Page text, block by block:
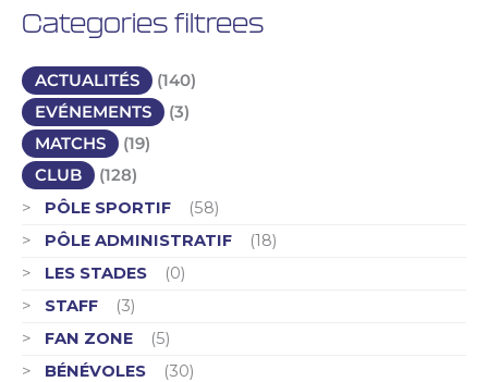
Categories filtrees
ACTUALITÉS
(140)
EVÉNEMENTS
(3)
MATCHS
(19)
CLUB
(128)
PÔLE SPORTIF
(58)
PÔLE ADMINISTRATIF
(18)
LES STADES
(0)
STAFF
(3)
FAN ZONE
(5)
BÉNÉVOLES
(30)